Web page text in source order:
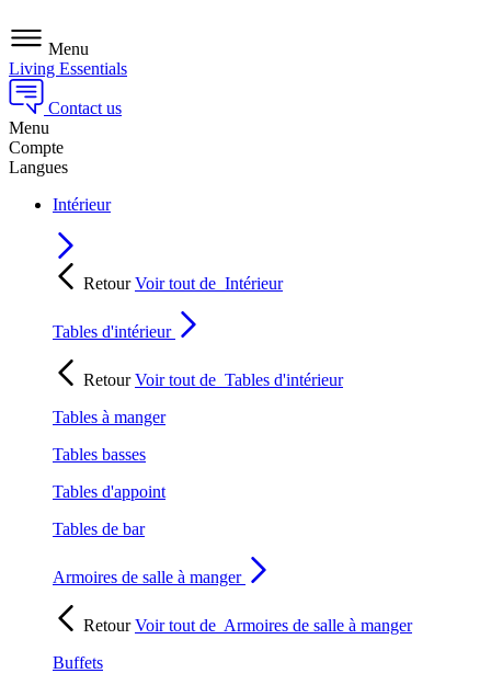
Menu
Living Essentials
Contact us
Menu
Compte
Langues
Intérieur
RetourVoir tout de Intérieur
Tables d'intérieur
RetourVoir tout de Tables d'intérieur
Tables à manger
Tables basses
Tables d'appoint
Tables de bar
Armoires de salle à manger
RetourVoir tout de Armoires de salle à manger
Buffets